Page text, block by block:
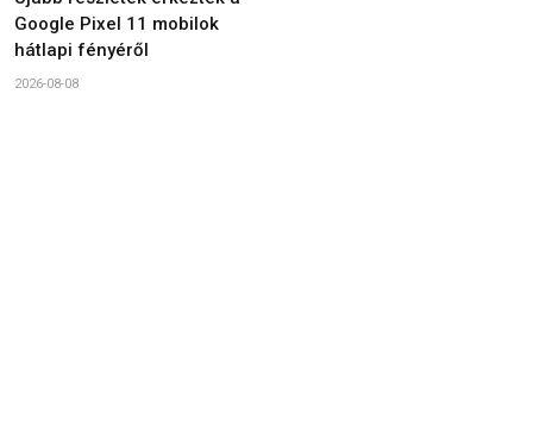
Google Pixel 11 mobilok
hátlapi fényéről
2026-08-08